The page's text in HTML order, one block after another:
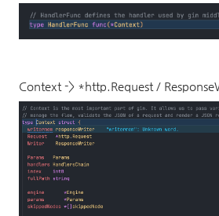
Context -> *http.Request /